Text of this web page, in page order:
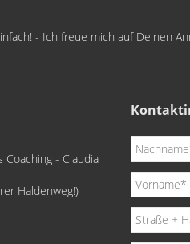
- Ich freue mich auf Deinen
Coaching - Claudia
Haldenweg!)